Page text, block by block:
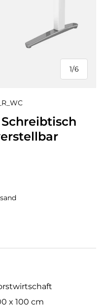
1/
von
6
Schreibtisch
x 100 cm